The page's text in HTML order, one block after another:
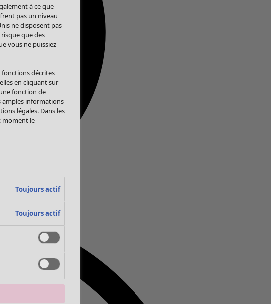
à ce que
pas un niveau
ne disposent pas
que des
vous ne puissiez
fonctions décrites
en cliquant sur
fonction de
amples informations
légales. Dans les
moment le
Toujours actif
Toujours actif